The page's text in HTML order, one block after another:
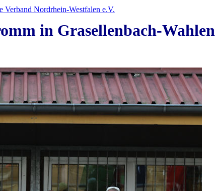
Verband Nordrhein-Westfalen e.V.
in Grasellenbach-Wahlen